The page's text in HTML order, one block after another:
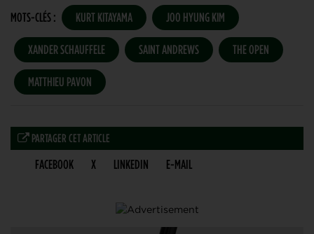
MOTS-CLÉS : KURT KITAYAMA JOO HYUNG KIM
XANDER SCHAUFFELE SAINT ANDREWS THE OPEN
MATTHIEU PAVON
PARTAGER CET ARTICLE
FACEBOOK X LINKEDIN E-MAIL